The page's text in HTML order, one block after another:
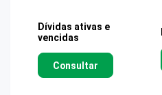
Dívidas ativas e
vencidas
Consultar